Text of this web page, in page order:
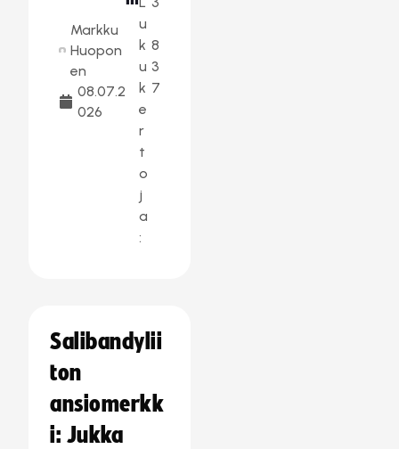
Markku
Huopon
en
08.07.2
026
u
k
u
k
e
r
t
o
j
a
:
8
3
7
Salibandylii
ton
ansiomerkk
i: Jukka